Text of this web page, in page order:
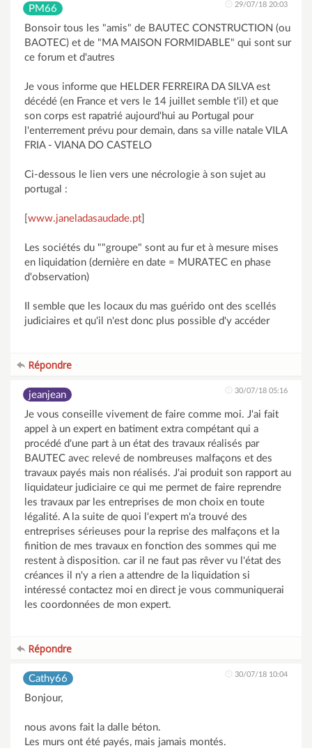
PM66 29/07/18 20:03
Bonsoir tous les "amis" de BAUTEC CONSTRUCTION (ou
BAOTEC) et de "MA MAISON FORMIDABLE" qui sont sur
ce forum et d'autres
Je vous informe que HELDER FERREIRA DA SILVA est
décédé (en France et vers le 14 juillet semble t'il) et que
son corps est rapatrié aujourd'hui au Portugal pour
l'enterrement prévu pour demain, dans sa ville natale VILA
FRIA - VIANA DO CASTELO
Ci-dessous le lien vers une nécrologie à son sujet au
portugal :
www.janeladasaudade.pt
Les sociétés du ""groupe" sont au fur et à mesure mises
en liquidation (dernière en date = MURATEC en phase
d'observation)
Il semble que les locaux du mas guérido ont des scellés
judiciaires et qu'il n'est donc plus possible d'y accéder
Répondre
jeanjean 30/07/18 05:16
Je vous conseille vivement de faire comme moi. J'ai fait
appel à un expert en batiment extra compétant qui a
procédé d'une part à un état des travaux réalisés par
BAUTEC avec relevé de nombreuses malfaçons et des
travaux payés mais non réalisés. J'ai produit son rapport au
liquidateur judiciaire ce qui me permet de faire reprendre
les travaux par les entreprises de mon choix en toute
légalité. A la suite de quoi l'expert m'a trouvé des
entreprises sérieuses pour la reprise des malfaçons et la
finition de mes travaux en fonction des sommes qui me
restent à disposition. car il ne faut pas rêver vu l'état des
créances il n'y a rien a attendre de la liquidation si
intéressé contactez moi en direct je vous communiquerai
les coordonnées de mon expert.
Répondre
Cathy66 30/07/18 10:04
Bonjour,
nous avons fait la dalle béton.
Les murs ont été payés, mais jamais montés.